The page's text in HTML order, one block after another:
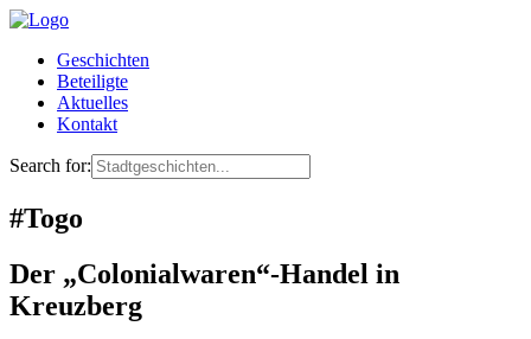
Geschichten
Beteiligte
Aktuelles
Kontakt
Search for:
#Togo
Der „Colonialwaren“-Handel in
Kreuzberg